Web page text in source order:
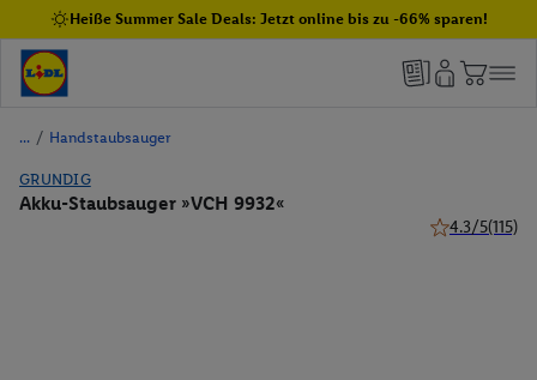
Heiße Summer Sale Deals: Jetzt online bis zu -66% sparen!
/ Handstaubsauger
GRUNDIG
Akku-Staubsauger »VCH 9932«
4.3/5(115)